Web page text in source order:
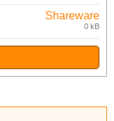
Shareware
0 kB